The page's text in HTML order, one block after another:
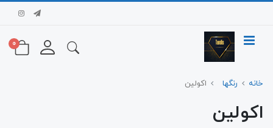
0
خانه رنگها اکولین
اکولین